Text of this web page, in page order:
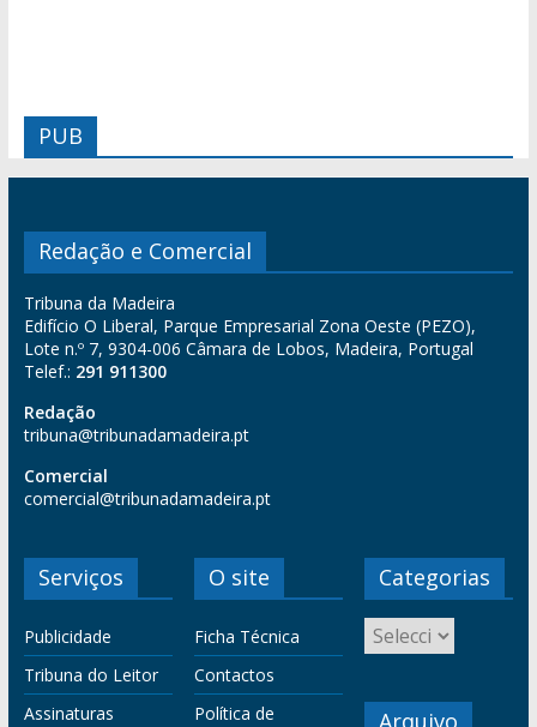
PUB
Redação e Comercial
Tribuna da Madeira
Edifício O Liberal, Parque Empresarial Zona Oeste (PEZO),
Lote n.º 7, 9304-006 Câmara de Lobos, Madeira, Portugal
Telef.: 291 911300
Redação
tribuna@tribunadamadeira.pt
Comercial
comercial@tribunadamadeira.pt
Serviços
Publicidade
Tribuna do Leitor
Assinaturas
O site
Ficha Técnica
Contactos
Política de
Categorias